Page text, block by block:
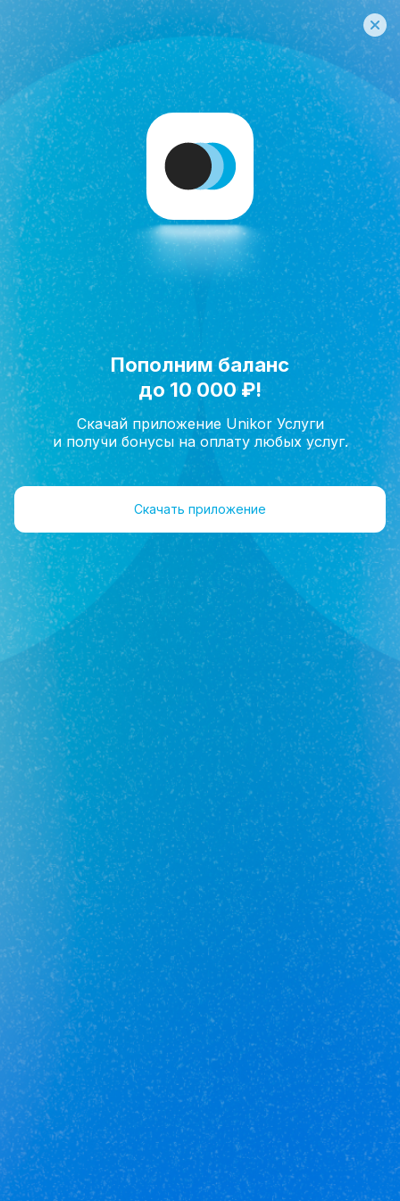
Исполнить мечту!
Главная
Купить квартиру в новостройке в
Туймазинском р-не
Не нашли подходящую квартиру на сайте?
Больше вариантов у нас в базе. Звоните, и мы
подберем то, что нужно именно вам.
Фильтр На карте
0 квартир По умолчанию
Юникор Услуги
Получай кешбэк от 5 000 рублей
Скачивай приложение на свой смартфон
Юникор Агент
Приложение для агентов Unikor
Скачивай приложение на свой смартфон
Стоимость объектов недвижимости и иных товаров и услуг,
не включенных в «Прайс-лист» носит
исключительно
информационный характер и ни при каких
условиях не является
публичной офертой, определяемой
положениями ст. 437 ч. 2 Гражданского кодексаРоссийской
Федерации.
Политикаконфиденциальности
СОГЛАСИЕ на обработку
персональных данных / Политика обработки
персональных данных/
Соглашение об использовании
cookie-файлов
Правила рекомендательных технологий
© Unikor 2026
Пополним баланс
до 10 000 ₽!
Скачай приложение Unikor Услуги
и получи бонусы на оплату любых услуг.
Скачать приложение